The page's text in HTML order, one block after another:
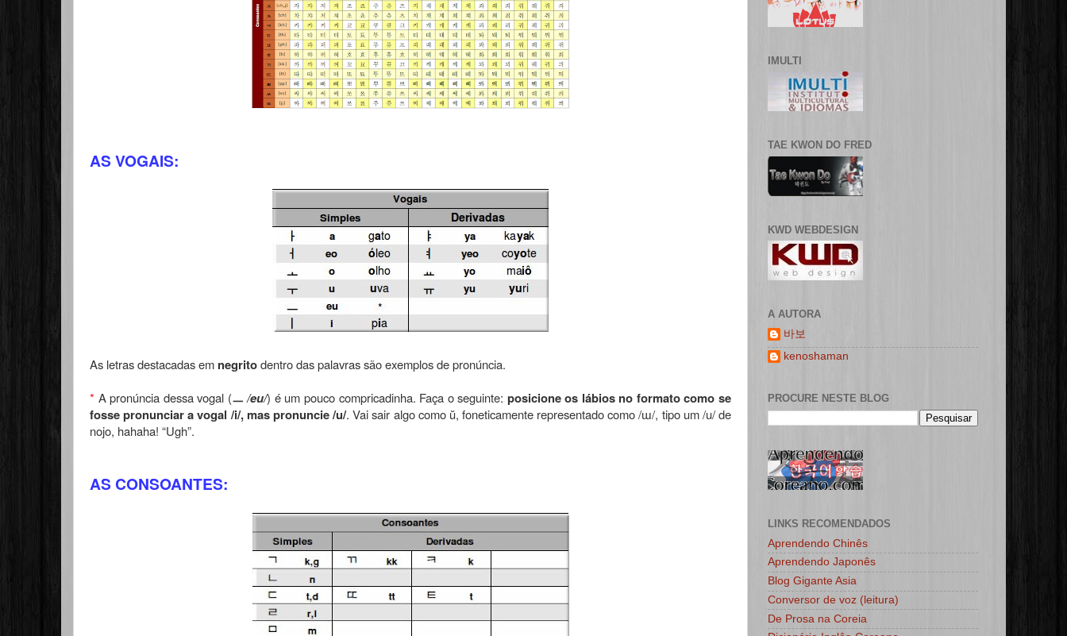
AS VOGAIS:
As letras destacadas em negritodentro das palavras são exemplos de pronúncia.
* A pronúncia dessa vogal (ㅡ/eu/) é um pouco compricadinha. Faça o seguinte: posicione os lábios no formato como se
fosse pronunciar a vogal /i/, mas pronuncie /u/. Vai sair algo como ŭ, foneticamente representado como /ɯ/, tipo um /u/ de
nojo, hahaha! “Ugh”.
AS CONSOANTES:
IMULTI
TAE KWON DO FRED
KWD WEBDESIGN
A AUTORA
바보
kenoshaman
PROCURE NESTE BLOG
LINKS RECOMENDADOS
Aprendendo Chinês
Aprendendo Japonês
Blog Gigante Asia
Conversor de voz (leitura)
De Prosa na Coreia